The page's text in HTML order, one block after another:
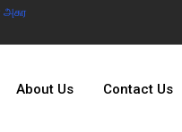
இந்தியா இல்லையென்றால்
About Us Contact Us